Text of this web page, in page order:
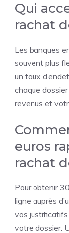
Qui
rachat
Les banques
souvent plus
un taux
chaque
revenus et
euros
rachat
Pour obtenir
ligne auprès
vos justificatifs
votre dossier.